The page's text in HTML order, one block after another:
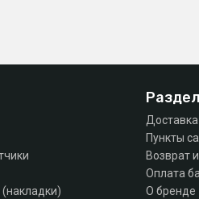
Пункты
Возврат
Оплата
О бренде